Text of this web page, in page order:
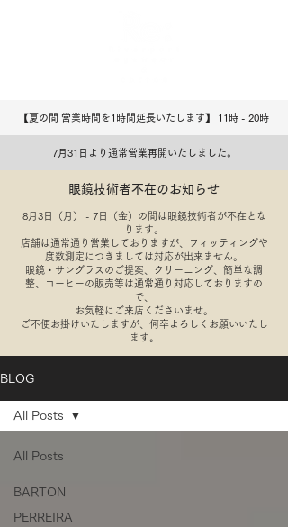
【夏の間 営業時間を1時間延長いたします】 11時 - 20​時
7月31日より通常営業再開いたしました。
眼鏡技術者不在のお知らせ
8月3日（月） - 7日（金）の間は眼鏡技術者が不在とな
ります。
店舗は通常通り営業しておりますが、フィッティングや
度数測定につきましては対応が出来ません。
​眼鏡・サングラスのご提案、クリーニング、簡単な調
整、コーヒーの販売等は通常通り対応しておりますの
で、
​お気軽にご来店くださいませ。
​ご不便お掛けいたしますが、何卒よろしくお願いいたし
ます。
BLOG
All Posts
BARTON
PERREIRA
All Posts